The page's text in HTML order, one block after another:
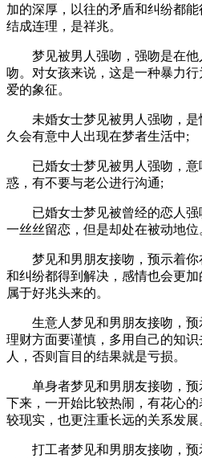
加的深厚，以往的矛盾和纠纷都
结成连理，是祥兆。
梦见被男人强吻，强吻是在他
吻。对女孩来说，这是一种暴力
爱的象征。
未婚女士梦见被男人强吻，是
久会有意中人出现在梦者生活中;
已婚女士梦见被男人强吻，意
惑，有不要与老公进行沟通;
已婚女士梦见被曾经的恋人强
一丝丝留恋，但是却处在被动地位
梦见和男朋友接吻，预示着你
和纠纷都得到解决，感情也会更
属于好兆头来的。
生意人梦见和男朋友接吻，预
理财方面要谨慎，多用自己的知
人，否则盲目的结果就是亏损。
单身者梦见和男朋友接吻，预
下来，一开始比较热闹，有花心
较现实，也更注重长远的关系发展
打工者梦见和男朋友接吻，预